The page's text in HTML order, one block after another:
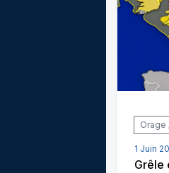
Orage
1 Juin
Grêle